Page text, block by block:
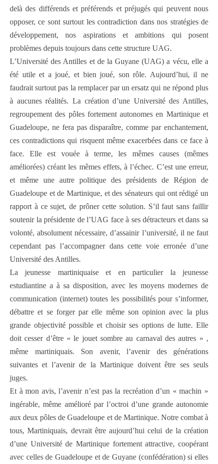
delà des différends et préférends et préjugés qui peuvent nous
opposer, ce sont surtout les contradiction dans nos stratégies de
développement, nos aspirations et ambitions qui posent
problèmes depuis toujours dans cette structure UAG.
L’Université des Antilles et de la Guyane (UAG) a vécu, elle a
été utile et a joué, et bien joué, son rôle. Aujourd’hui, il ne
faudrait surtout pas la remplacer par un ersatz qui ne répond plus
à aucunes réalités. La création d’une Université des Antilles,
regroupement des pôles fortement autonomes en Martinique et
Guadeloupe, ne fera pas disparaître, comme par enchantement,
ces contradictions qui risquent même exacerbées dans ce face à
face. Elle est vouée à terme, les mêmes causes (mêmes
améliorées) créant les mêmes effets, à l’échec. C’est une erreur,
et même une autre politique des présidents de Région de
Guadeloupe et de Martinique, et des sénateurs qui ont rédigé un
rapport à ce sujet, de prôner cette solution. S’il faut sans faillir
soutenir la présidente de l’UAG face à ses détracteurs et dans sa
volonté, absolument nécessaire, d’assainir l’université, il ne faut
cependant pas l’accompagner dans cette voie erronée d’une
Université des Antilles.
La jeunesse martiniquaise et en particulier la jeunesse
estudiantine a à sa disposition, avec les moyens modernes de
communication (internet) toutes les possibilités pour s’informer,
débattre et se forger par elle même son opinion avec la plus
grande objectivité possible et choisir ses options de lutte. Elle
doit cesser d’être « le jouet sombre au carnaval des autres » ,
même martiniquais. Son avenir, l’avenir des générations
suivantes et l’avenir de la Martinique doivent être ses seuls
juges.
Et à mon avis, l’avenir n’est pas la recréation d’un « machin »
ingérable, même amélioré par l’octroi d’une grande autonomie
aux deux pôles de Guadeloupe et de Martinique. Notre combat à
tous, Martiniquais, devrait être aujourd’hui celui de la création
d’une Université de Martinique fortement attractive, coopérant
avec celles de Guadeloupe et de Guyane (confédération) si elles